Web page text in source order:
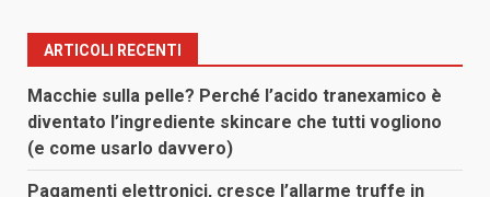
ARTICOLI RECENTI
Macchie sulla pelle? Perché l’acido tranexamico è
diventato l’ingrediente skincare che tutti vogliono
(e come usarlo davvero)
Pagamenti elettronici, cresce l’allarme truffe in